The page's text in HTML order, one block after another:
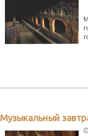
Музыкальный